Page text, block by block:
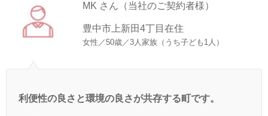
MK さん（当社のご契約者様）
豊中市上新田4丁目在住
女性／50歳／3人家族（うち子ども1人）
利便性の良さと環境の良さが共存する町です。